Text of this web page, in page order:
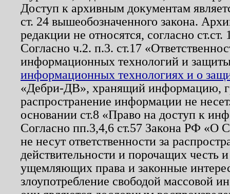
Доступ к архивным документам
ст. 24 вышеобозначенного закона.
редакции не относятся, согласно
Согласно ч.2. п.3. ст.17
информационных технологий и
информационных технологиях и о
«Дебри-ДВ», хранящий информацию,
распространение информации не
основании ст.8 «Право на доступ к
Согласно пп.3,4,6 ст.57 Закона РФ «О
не несут ответственности за
действительности и порочащих честь
ущемляющих права и законные
злоупотребление свободой массовой